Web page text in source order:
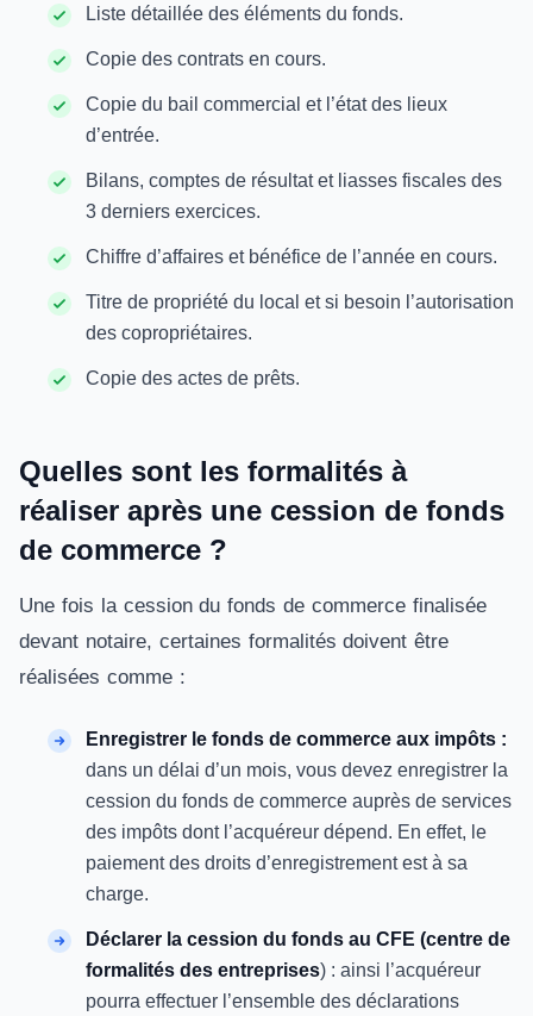
Liste détaillée des éléments du fonds.
Copie des contrats en cours.
Copie du bail commercial et l’état des lieux
d’entrée.
Bilans, comptes de résultat et liasses fiscales des
3 derniers exercices.
Chiffre d’affaires et bénéfice de l’année en cours.
Titre de propriété du local et si besoin l’autorisation
des copropriétaires.
Copie des actes de prêts.
Quelles sont les formalités à
réaliser après une cession de fonds
de commerce ?
Une fois la cession du fonds de commerce finalisée
devant notaire, certaines formalités doivent être
réalisées comme :
Enregistrer le fonds de commerce aux impôts :
dans un délai d’un mois, vous devez enregistrer la
cession du fonds de commerce auprès de services
des impôts dont l’acquéreur dépend. En effet, le
paiement des droits d’enregistrement est à sa
charge.
Déclarer la cession du fonds au CFE (centre de
formalités des entreprises) : ainsi l’acquéreur
pourra effectuer l’ensemble des déclarations